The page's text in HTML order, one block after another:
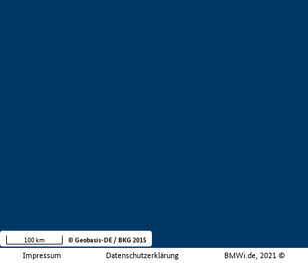
Impressum Datenschutzerklärung BMWi.de, 2021 ©
100 km © Geobasis-DE / BKG 2015